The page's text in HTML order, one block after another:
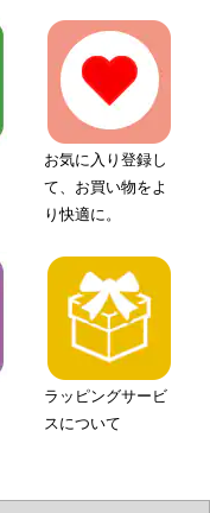
お気に入り登録し
て、お買い物をよ
り快適に。
ラッピングサービ
スについて